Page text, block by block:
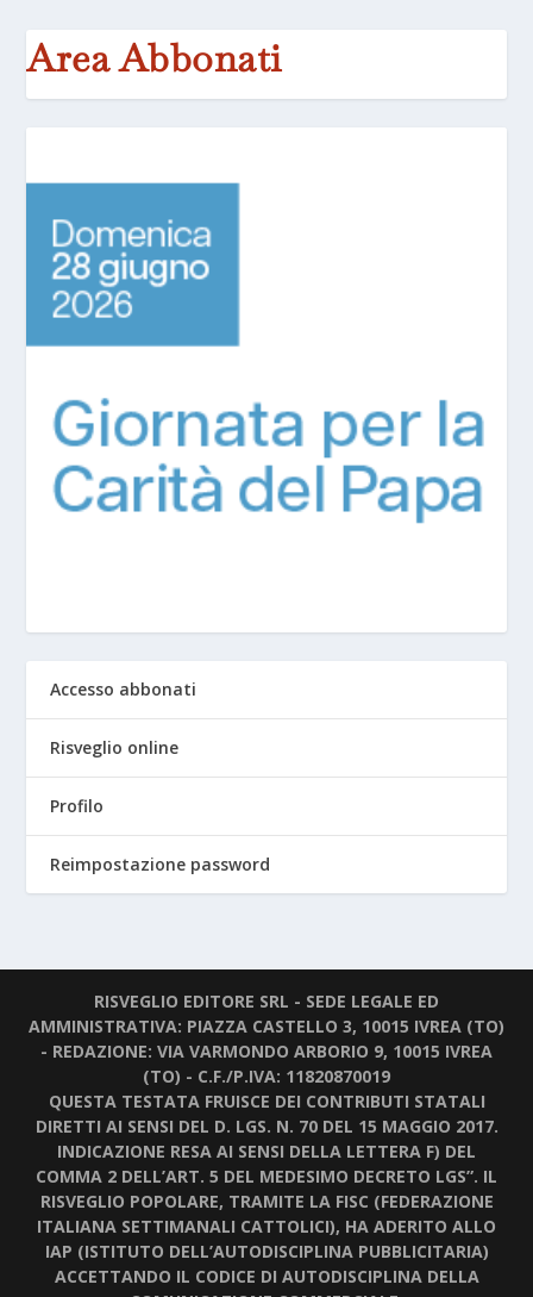
Area Abbonati
Accesso abbonati
Risveglio online
Profilo
Reimpostazione password
RISVEGLIO EDITORE SRL - SEDE LEGALE ED
AMMINISTRATIVA: PIAZZA CASTELLO 3, 10015 IVREA (TO)
- REDAZIONE: VIA VARMONDO ARBORIO 9, 10015 IVREA
(TO) - C.F./P.IVA: 11820870019
QUESTA TESTATA FRUISCE DEI CONTRIBUTI STATALI
DIRETTI AI SENSI DEL D. LGS. N. 70 DEL 15 MAGGIO 2017.
INDICAZIONE RESA AI SENSI DELLA LETTERA F) DEL
COMMA 2 DELL’ART. 5 DEL MEDESIMO DECRETO LGS”. IL
RISVEGLIO POPOLARE, TRAMITE LA FISC (FEDERAZIONE
ITALIANA SETTIMANALI CATTOLICI), HA ADERITO ALLO
IAP (ISTITUTO DELL’AUTODISCIPLINA PUBBLICITARIA)
ACCETTANDO IL CODICE DI AUTODISCIPLINA DELLA